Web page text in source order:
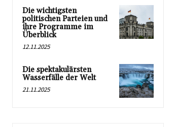
Die wichtigsten
politischen Parteien und
ihre Programme im
Überblick
12.11.2025
Die spektakulärsten
Wasserfälle der Welt
21.11.2025